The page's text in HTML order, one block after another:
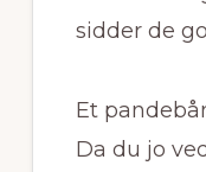
sidder de
Et
Da du jo